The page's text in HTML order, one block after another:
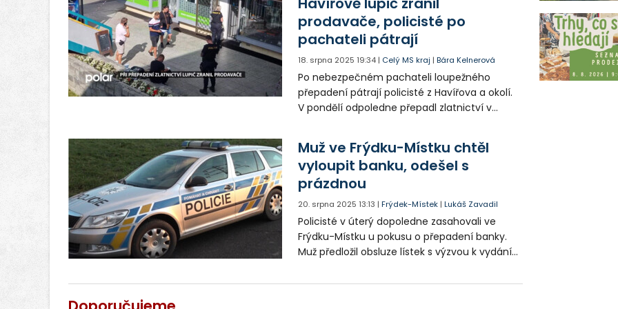
prodavače, policisté po
pachateli pátrají
18. srpna 2025 19:34 | Celý MS kraj |Bára Kelnerová
Po nebezpečném pachateli loupežného
přepadení pátrají policisté z Havířova a okolí.
V pondělí odpoledne přepadl zlatnictví v
pachatele policie nasadila i služebního psa.
Muž ve Frýdku-Místku chtěl
vyloupit banku, odešel s
prázdnou
20. srpna 2025 13:13 |Frýdek-Místek |Lukáš Zavadil
Policisté v úterý dopoledne zasahovali ve
Frýdku-Místku u pokusu o přepadení banky.
Muž předložil obsluze lístek s výzvou k vydání
Podezřelého zadržela policejní hlídka krátce